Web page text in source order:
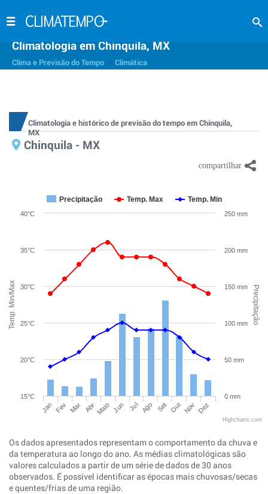
Climatologia em Chinquila, MX
Clima e Previsão do Tempo Climática
Climatologia e histórico de previsão do tempo em Chinquila,
MX
Chinquila - MX
Temp. Min/Max Precipitação
Precipitação Temp. Max Temp. Min
Jan Fev Mar Abr Maio Jun Jul Ago Set Out Nov Dez
15°C
20°C
25°C
30°C
35°C
40°C
0 mm
50 mm
100 mm
150 mm
200 mm
250 mm
Highcharts.com
Os dados apresentados representam o comportamento da chuva e
da temperatura ao longo do ano. As médias climatológicas são
valores calculados a partir de um série de dados de 30 anos
observados. É possível identificar as épocas mais chuvosas/secas
e quentes/frias de uma região.